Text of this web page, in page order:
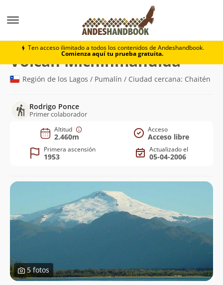
Ten acceso ilimitado a todos los contenidos de Andeshandbook.
Comienza aquí tu prueba gratuita.
Volcán Michinmahuida
Volcán Michinmahuida
Región de los Lagos / Pumalín / Ciudad cercana: Chaitén
Rodrigo Ponce
Primer colaborador
Altitud
2.460m
Acceso
Acceso libre
Primera ascensión
1953
Actualizado el
05-04-2006
5 fotos